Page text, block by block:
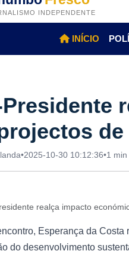
INDEPENDENTE
INÍCIO
•2025-10-30 10:12:36•1
realça impacto
Esperança da
do desenvolvimento